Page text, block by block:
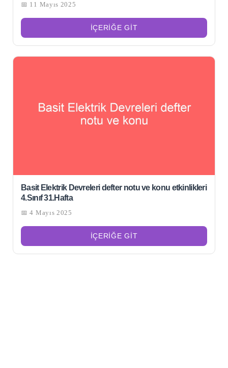
📅 11 Mayıs 2025
İÇERIĞE GIT
Basit Elektrik Devreleri defter notu ve konu etkinlikleri
4.Sınıf 31.Hafta
📅 4 Mayıs 2025
İÇERIĞE GIT